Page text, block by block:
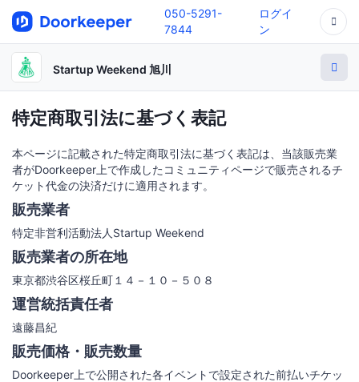
050-5291-
7844
ログイ
ン
Startup Weekend 旭川
特定商取引法に基づく表記
本ページに記載された特定商取引法に基づく表記は、当該販売業
者がDoorkeeper上で作成したコミュニティページで販売されるチ
ケット代金の決済だけに適用されます。
販売業者
特定非営利活動法人Startup Weekend
販売業者の所在地
東京都渋谷区桜丘町１４－１０－５０８
運営統括責任者
遠藤昌紀
販売価格・販売数量
Doorkeeper上で公開された各イベントで設定された前払いチケッ